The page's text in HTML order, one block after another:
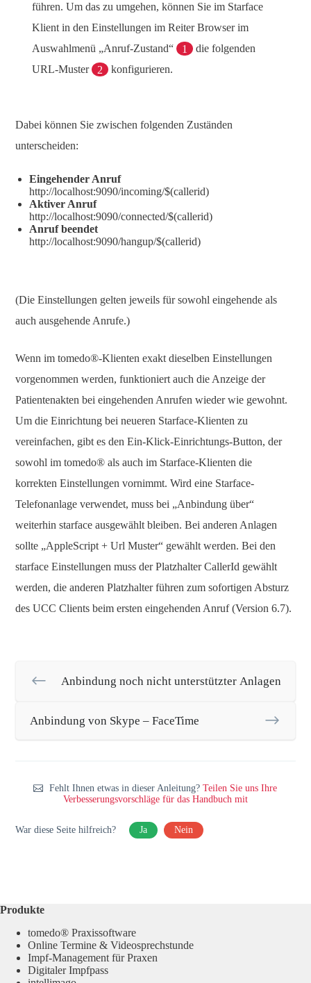
führen. Um das zu umgehen, können Sie im Starface
Klient in den Einstellungen im Reiter Browser im
Auswahlmenü „Anruf-Zustand“
1
die folgenden
URL-Muster
2 konfigurieren.
Dabei können Sie zwischen folgenden Zuständen
unterscheiden:
Eingehender Anruf
http://localhost:9090/incoming/$(callerid)
Aktiver Anruf
http://localhost:9090/connected/$(callerid)
Anruf beendet
http://localhost:9090/hangup/$(callerid)
(Die Einstellungen gelten jeweils für sowohl eingehende als
auch ausgehende Anrufe.)
Wenn im tomedo®-Klienten exakt dieselben Einstellungen
vorgenommen werden, funktioniert auch die Anzeige der
Patientenakten bei eingehenden Anrufen wieder wie gewohnt.
Um die Einrichtung bei neueren Starface-Klienten zu
vereinfachen, gibt es den Ein-Klick-Einrichtungs-Button, der
sowohl im tomedo® als auch im Starface-Klienten die
korrekten Einstellungen vornimmt. Wird eine Starface-
Telefonanlage verwendet, muss bei „Anbindung über“
weiterhin starface ausgewählt bleiben. Bei anderen Anlagen
sollte „AppleScript + Url Muster“ gewählt werden. Bei den
starface Einstellungen muss der Platzhalter CallerId gewählt
werden, die anderen Platzhalter führen zum sofortigen Absturz
des UCC Clients beim ersten eingehenden Anruf (Version 6.7).
Anbindung noch nicht unterstützter Anlagen
Anbindung von Skype – FaceTime
Fehlt Ihnen etwas in dieser Anleitung?Teilen Sie uns Ihre
Verbesserungsvorschläge für das Handbuch mit
War diese Seite hilfreich? Ja Nein
Produkte
tomedo® Praxissoftware
Online Termine & Videosprechstunde
Impf-Management für Praxen
Digitaler Impfpass